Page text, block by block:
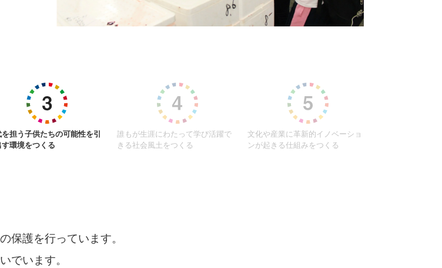
を担う子供たちの可能性を引
す環境をつくる
誰もが生涯にわたって学び活躍で
きる社会風土をつくる
文化や産業に革新的イノベーショ
ンが起きる仕組みをつくる
保護を行っています。
でいます。